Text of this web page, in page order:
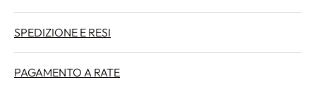
SPEDIZIONE E RESI
PAGAMENTO A RATE